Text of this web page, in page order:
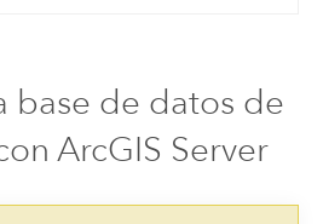
base de datos de
ArcGIS Server